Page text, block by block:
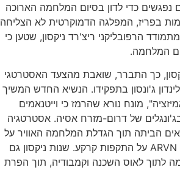
נפגשים כדי לדון בסיום המלחמה הארוכה
בפריז, המפלגה הדמוקרטית לא הצליחה
הרפובליקני ריצ'רד ניקסון, שטען כי
המלחמה.
כך התברר, שואבת מהצעד האסטרטגי
ג'ונסון בתפקידו. הנשיא החדש המשיך
מונח נורא שהרמז כי וייטנאמים
של דרום-מזרח אסיה. אסטרטגיה
הביתה תוך הגדלת המלחמה האוויר על
DRV להסתמך יותר על ARVN על התקפות קרקע. שנות ניקסון גם
לתוך לאוס השכנה וקמבודיה, תוך הפרת